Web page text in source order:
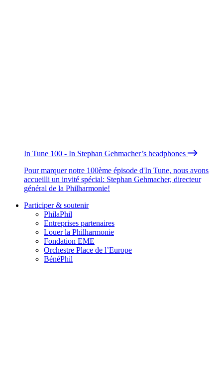
In Tune 100 - In Stephan Gehmacher’s headphones
Pour marquer notre 100ème épisode d'In Tune, nous avons
accueilli un invité spécial: Stephan Gehmacher, directeur
général de la Philharmonie!
Participer & soutenir
PhilaPhil
Entreprises partenaires
Louer la Philharmonie
Fondation EME
Orchestre Place de l’Europe
BénéPhil